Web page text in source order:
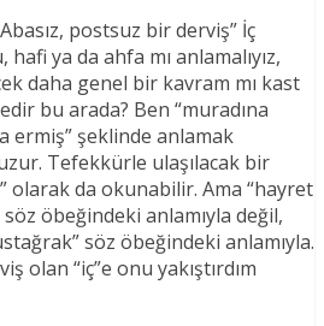
postsuz bir derviş” İç
ya da ahfa mı anlamalıyız,
daha genel bir kavram mı kast
bu arada? Ben “muradına
ermiş” şeklinde anlamak
Tefekkürle ulaşılacak bir
olarak da okunabilir. Ama “hayret
öbeğindeki anlamıyla değil,
söz öbeğindeki anlamıyla.
olan “iç”e onu yakıştırdım